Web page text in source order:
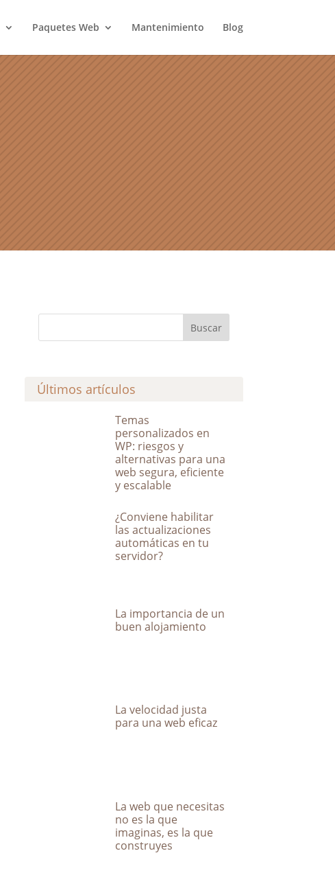
Paquetes Web Mantenimiento Blog
Últimos artículos
Temas
personalizados en
WP: riesgos y
alternativas para una
web segura, eficiente
y escalable
¿Conviene habilitar
las actualizaciones
automáticas en tu
servidor?
La importancia de un
buen alojamiento
La velocidad justa
para una web eficaz
La web que necesitas
no es la que
imaginas, es la que
construyes